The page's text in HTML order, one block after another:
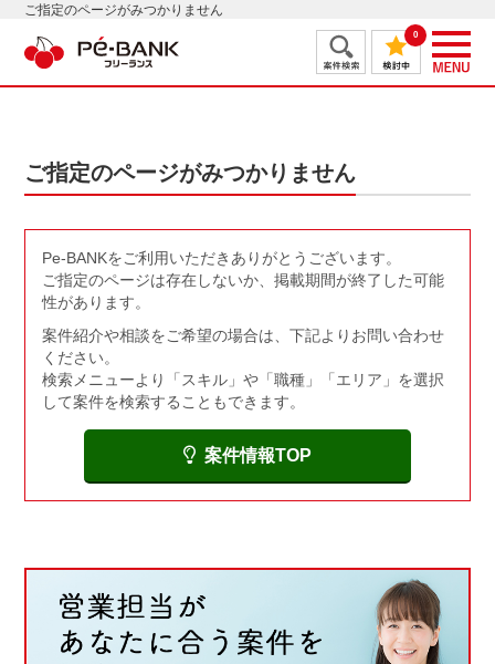
ご指定のページがみつかりません
0
ご指定のページがみつかりません
Pe-BANKをご利用いただきありがとうございます。
ご指定のページは存在しないか、掲載期間が終了した可能
性があります。
案件紹介や相談をご希望の場合は、下記よりお問い合わせ
ください。
検索メニューより「スキル」や「職種」「エリア」を選択
して案件を検索することもできます。
案件情報TOP